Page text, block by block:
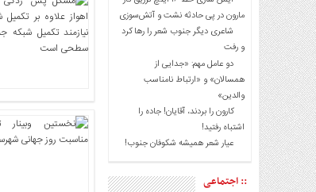
گزارش
یادداشت
چند
رسانه
ویدئو
گزارش
یادداشت
مارون در پی حادثه نشت و آتش‌سوزی
شاعری دیگر جنوب شعر را رها کرد
و رفت
دو عامل مهم: «جدایی از
همسالان» و «ارتباط نامناسب
والدین»
کارون را بردند، آقایان! جاده را
اشتباه رفتید!
عیار شعر همیشه شکوفان جنوب!
:: اجتماعی